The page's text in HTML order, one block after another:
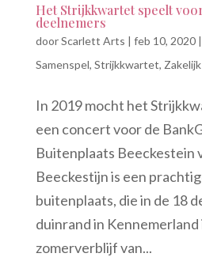
Het Strijkkwartet speelt
deelnemers
doorScarlett Arts | feb 10, 2020|
Samenspel, Strijkkwartet, Zakelijk
In 2019 mocht het
een concert voor de
Buitenplaats Beeckestein
Beeckestijn is een
buitenplaats, die in de 18
duinrand in Kennemerland
zomerverblijf van...